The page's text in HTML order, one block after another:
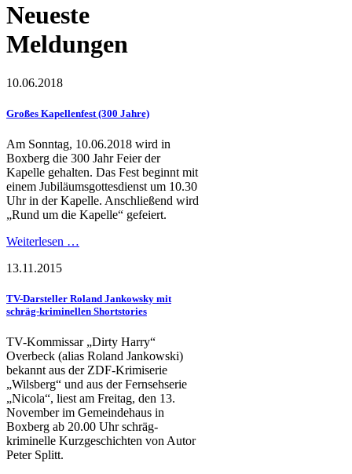
Neueste
Meldungen
10.06.2018
Großes Kapellenfest (300 Jahre)
Am Sonntag, 10.06.2018 wird in
Boxberg die 300 Jahr Feier der
Kapelle gehalten. Das Fest beginnt mit
einem Jubiläumsgottesdienst um 10.30
Uhr in der Kapelle. Anschließend wird
„Rund um die Kapelle“ gefeiert.
Weiterlesen …
13.11.2015
TV-Darsteller Roland Jankowsky mit
schräg-kriminellen Shortstories
TV-Kommissar „Dirty Harry“
Overbeck (alias Roland Jankowski)
bekannt aus der ZDF-Krimiserie
„Wilsberg“ und aus der Fernsehserie
„Nicola“, liest am Freitag, den 13.
November im Gemeindehaus in
Boxberg ab 20.00 Uhr schräg-
kriminelle Kurzgeschichten von Autor
Peter Splitt.